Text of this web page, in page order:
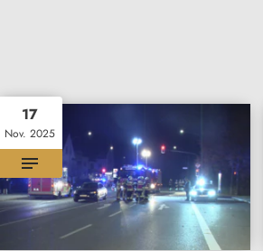
17
Nov. 2025